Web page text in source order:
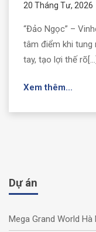
20 Tháng Tư, 2026
“Đảo Ngọc” –
tâm điểm khi tung
tay, tạo lợi thế rõ[...]
Xem thêm...
Dự án
Mega Grand World Hà